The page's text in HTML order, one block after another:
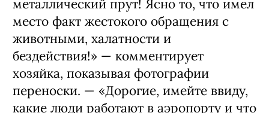
металлический прут! Ясно то, что имел
место факт жестокого обращения с
животными, халатности и
бездействия!» — комментирует
хозяйка, показывая фотографии
переноски. — «Дорогие, имейте ввиду,
какие люди работают в аэропорту и что